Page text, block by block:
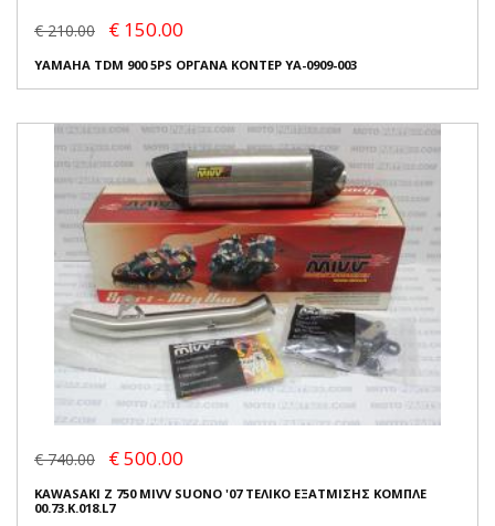
€ 210.00 € 150.00
YAMAHA TDM 900 5PS ΟΡΓΑΝΑ ΚΟΝΤΕΡ YA-0909-003
€ 740.00 € 500.00
KAWASAKI Z 750 MIVV SUONO '07 ΤΕΛΙΚΟ ΕΞΑΤΜΙΣΗΣ ΚΟΜΠΛΕ
00.73.K.018.L7